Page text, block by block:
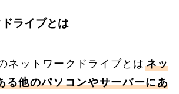
ライブとは
ネットワークドライブとは ネッ
る他のパソコンやサーバーにあ